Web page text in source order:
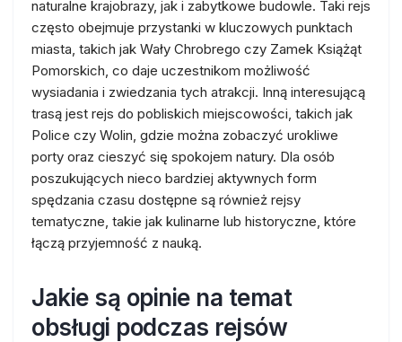
naturalne krajobrazy, jak i zabytkowe budowle. Taki rejs
często obejmuje przystanki w kluczowych punktach
miasta, takich jak Wały Chrobrego czy Zamek Książąt
Pomorskich, co daje uczestnikom możliwość
wysiadania i zwiedzania tych atrakcji. Inną interesującą
trasą jest rejs do pobliskich miejscowości, takich jak
Police czy Wolin, gdzie można zobaczyć urokliwe
porty oraz cieszyć się spokojem natury. Dla osób
poszukujących nieco bardziej aktywnych form
spędzania czasu dostępne są również rejsy
tematyczne, takie jak kulinarne lub historyczne, które
łączą przyjemność z nauką.
Jakie są opinie na temat
obsługi podczas rejsów